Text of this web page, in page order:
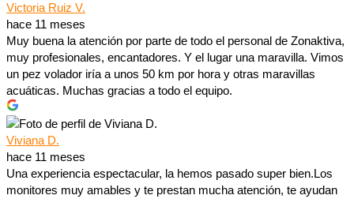
Victoria Ruiz V.
hace 11 meses
Muy buena la atención por parte de todo el personal de Zonaktiva,
muy profesionales, encantadores. Y el lugar una maravilla. Vimos
un pez volador iría a unos 50 km por hora y otras maravillas
acuáticas. Muchas gracias a todo el equipo.
Viviana D.
hace 11 meses
Una experiencia espectacular, la hemos pasado super bien.Los
monitores muy amables y te prestan mucha atención, te ayudan